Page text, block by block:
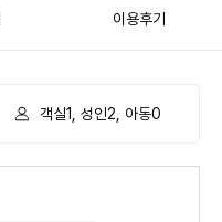
이용후기
객실1, 성인2, 아동0